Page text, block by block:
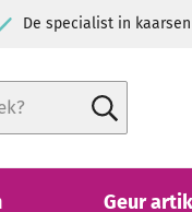
De specialist in
Close search
Zoek
Geur